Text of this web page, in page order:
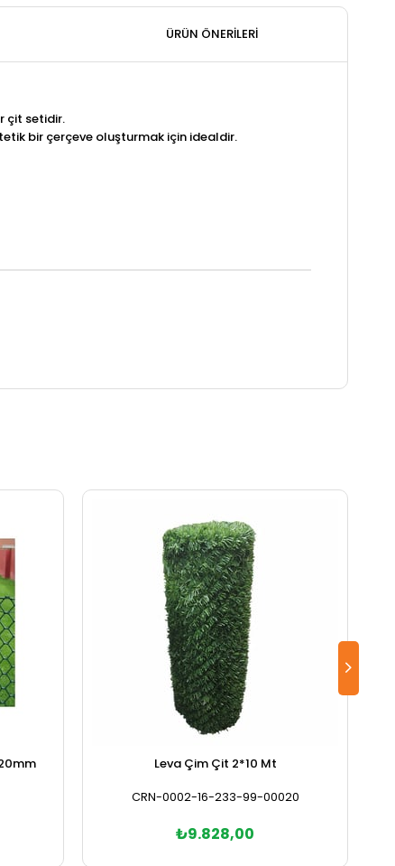
ÜRÜN ÖNERILERI
çit setidir.
bir çerçeve oluşturmak için idealdir.
Leva Çim Çit 2*10 Mt
CRN-0002-16-233-99-00020
₺9.828,00